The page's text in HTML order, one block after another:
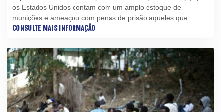
os Estados Unidos contam com um amplo estoque de
munições e ameaçou com penas de prisão aqueles que
sugerem o contrário, em um momento de frustração com a
CONSULTE MAIS INFORMAÇÃO